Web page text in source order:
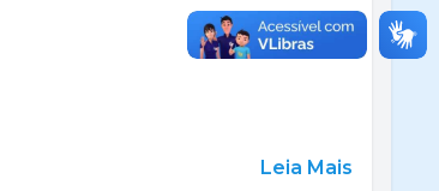
Leia Mais